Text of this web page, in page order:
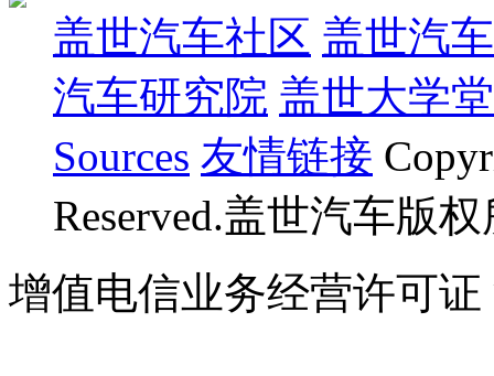
盖世汽车社区 盖世汽
汽车研究院 盖世大学堂
Sources 友情链接
Reserved.盖世汽车版
增值电信业务经营许可证